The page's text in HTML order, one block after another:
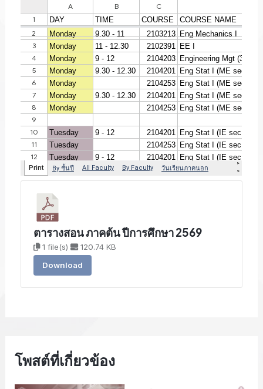
ตารางสอน ภาคต้น ปีการศึกษา 2569
1 file(s)
120.74 KB
Download
โพสต์ที่เกี่ยวข้อง